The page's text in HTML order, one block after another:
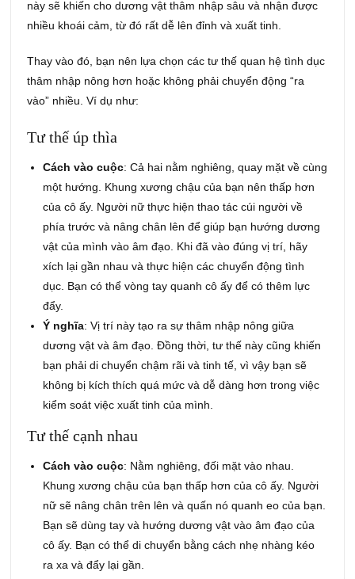
này sẽ khiến cho dương vật thâm nhập sâu và nhận được
nhiều khoái cảm, từ đó rất dễ lên đỉnh và xuất tinh.
Thay vào đó, bạn nên lựa chọn các tư thế quan hệ tình dục
thâm nhập nông hơn hoặc không phải chuyển động “ra
vào” nhiều. Ví dụ như:
Tư thế úp thìa
Cách vào cuộc:Cả hai nằm nghiêng, quay mặt về cùng
một hướng. Khung xương chậu của bạn nên thấp hơn
của cô ấy. Người nữ thực hiện thao tác cúi người về
phía trước và nâng chân lên để giúp bạn hướng dương
vật của mình vào âm đạo. Khi đã vào đúng vị trí, hãy
xích lại gần nhau và thực hiện các chuyển động tình
dục. Bạn có thể vòng tay quanh cô ấy để có thêm lực
đẩy.
Ý nghĩa: Vị trí này tạo ra sự thâm nhập nông giữa
dương vật và âm đạo. Đồng thời, tư thế này cũng khiến
bạn phải di chuyển chậm rãi và tinh tế, vì vậy bạn sẽ
không bị kích thích quá mức và dễ dàng hơn trong việc
kiểm soát việc xuất tinh của mình.
Tư thế cạnh nhau
Cách vào cuộc: Nằm nghiêng, đối mặt vào nhau.
Khung xương chậu của bạn thấp hơn của cô ấy. Người
nữ sẽ nâng chân trên lên và quấn nó quanh eo của bạn.
Bạn sẽ dùng tay và hướng dương vật vào âm đạo của
cô ấy. Bạn có thể di chuyển bằng cách nhẹ nhàng kéo
ra xa và đẩy lại gần.